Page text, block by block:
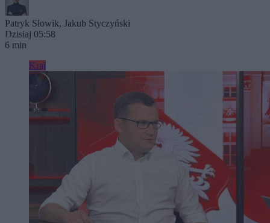
Patryk Słowik, Jakub Styczyński
Dzisiaj 05:58
6 min
Kraj